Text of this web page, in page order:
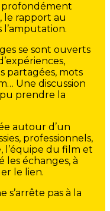
profondément
le rapport au
se sont ouverts
partagées, mots
Une discussion
prendre la
autour d’un
professionnels,
l’équipe du film et
échanges, à
le lien.
pas à la